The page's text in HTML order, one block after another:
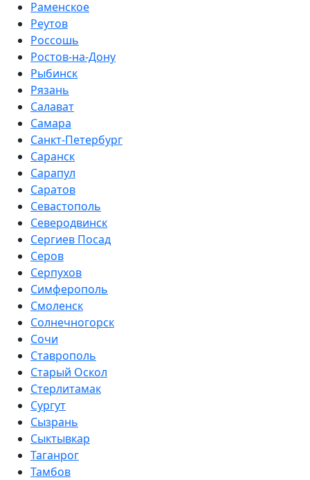
Раменское
Реутов
Россошь
Ростов-на-Дону
Рыбинск
Рязань
Салават
Самара
Санкт-Петербург
Саранск
Сарапул
Саратов
Севастополь
Северодвинск
Сергиев Посад
Серов
Серпухов
Симферополь
Смоленск
Солнечногорск
Сочи
Ставрополь
Старый Оскол
Стерлитамак
Сургут
Сызрань
Сыктывкар
Таганрог
Тамбов